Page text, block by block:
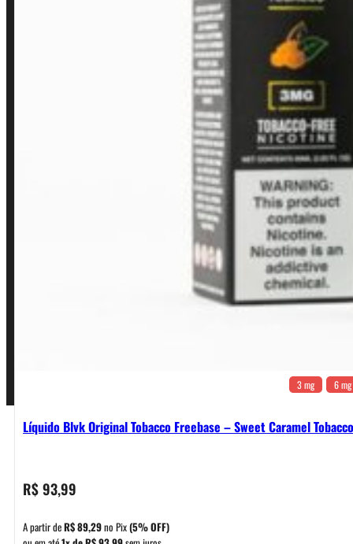
3 mg 6 mg
Líquido Blvk Original Tobacco Freebase – Sweet Caramel Tobacco
R$93,99
A partir deR$89,29no Pix(5% OFF)
Política de Frete e Pagamento
Política de Garantia, Reembolso e Devolução